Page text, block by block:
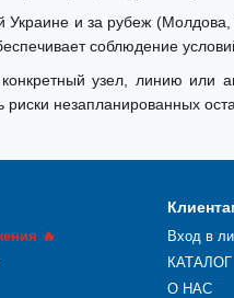
и за рубеж
соблюдение
узел, линию или
незапланированных
🔥
Вход в
КАТАЛОГ
О НАС